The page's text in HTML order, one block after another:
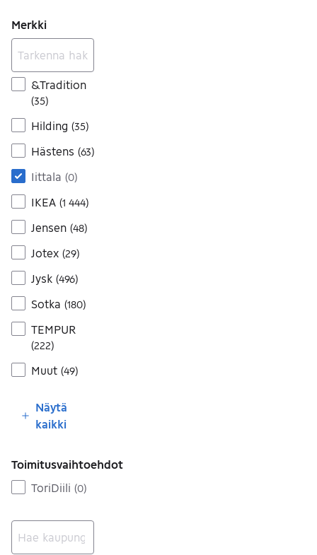
Merkki
&Tradition
(35)
Hilding (35)
Hästens (63)
Iittala (0)
IKEA (1 444)
Jensen (48)
Jotex (29)
Jysk (496)
Sotka (180)
TEMPUR
(222)
Muut (49)
Näytä
kaikki
Toimitusvaihtoehdot
ToriDiili (0)